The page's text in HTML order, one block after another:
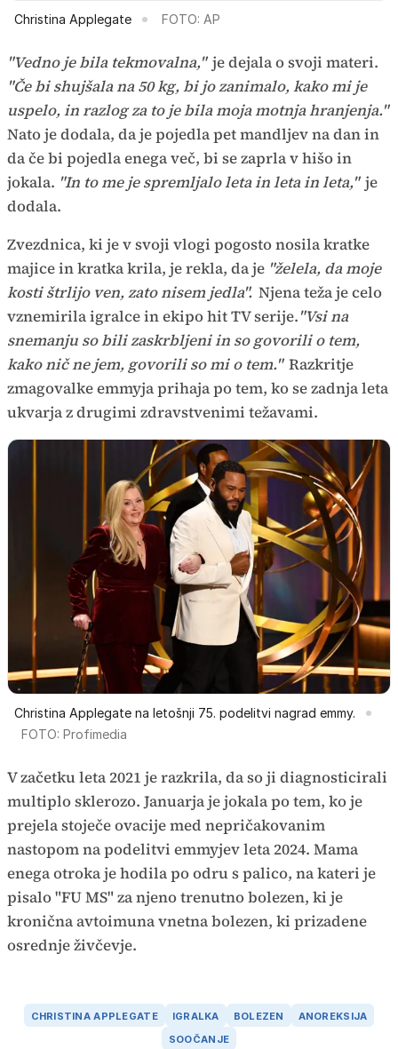
Christina Applegate FOTO: AP
"Vedno je bila tekmovalna," je dejala o svoji materi.
"Če bi shujšala na 50 kg, bi jo zanimalo, kako mi je
uspelo, in razlog za to je bila moja motnja hranjenja."
Nato je dodala, da je pojedla pet mandljev na dan in
da če bi pojedla enega več, bi se zaprla v hišo in
jokala. "In to me je spremljalo leta in leta in leta," je
dodala.
Zvezdnica, ki je v svoji vlogi pogosto nosila kratke
majice in kratka krila, je rekla, da je "želela, da moje
kosti štrlijo ven, zato nisem jedla". Njena teža je celo
vznemirila igralce in ekipo hit TV serije."Vsi na
snemanju so bili zaskrbljeni in so govorili o tem,
kako nič ne jem, govorili so mi o tem." Razkritje
zmagovalke emmyja prihaja po tem, ko se zadnja leta
ukvarja z drugimi zdravstvenimi težavami.
Christina Applegate na letošnji 75. podelitvi nagrad emmy.
FOTO: Profimedia
V začetku leta 2021 je razkrila, da so ji diagnosticirali
multiplo sklerozo. Januarja je jokala po tem, ko je
prejela stoječe ovacije med nepričakovanim
nastopom na podelitvi emmyjev leta 2024. Mama
enega otroka je hodila po odru s palico, na kateri je
pisalo "FU MS" za njeno trenutno bolezen, ki je
kronična avtoimuna vnetna bolezen, ki prizadene
osrednje živčevje.
CHRISTINA APPLEGATE IGRALKA BOLEZEN
ANOREKSIJA
SOOČANJE